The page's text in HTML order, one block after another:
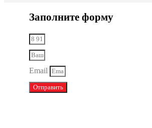
Заполните форму
Email
Отправить